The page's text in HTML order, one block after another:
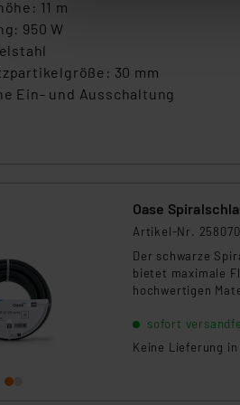
anpassen oder widerrufen.
„Einige Drittanbieter
Daten in
Unsere Kooperation mit
Kommission sowie einer
Daten, verbundenen
Impressum|
11 m
950 W
30 mm
Ein- und Ausschaltung
Oase
Artikel-Nr. 258070
Der schwarze
bietet maximale
hochwertigen
einfach zu
sofort
Keine Lieferung